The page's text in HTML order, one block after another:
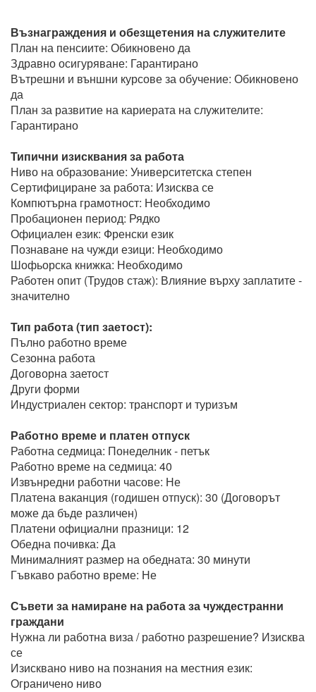
Възнаграждения и обезщетения на служителите
План на пенсиите: Обикновено да
Здравно осигуряване: Гарантирано
Вътрешни и външни курсове за обучение: Обикновено
да
План за развитие на кариерата на служителите:
Гарантирано
Типични изисквания за работа
Ниво на образование: Университетска степен
Сертифициране за работа: Изисква се
Компютърна грамотност: Необходимо
Пробационен период: Рядко
Официален език: Френски език
Познаване на чужди езици: Необходимо
Шофьорска книжка: Необходимо
Работен опит (Трудов стаж): Влияние върху заплатите -
значително
Тип работа (тип заетост):
Пълно работно време
Сезонна работа
Договорна заетост
Други форми
Индустриален сектор: транспорт и туризъм
Работно време и платен отпуск
Работна седмица: Понеделник - петък
Работно време на седмица: 40
Извънредни работни часове: Не
Платена ваканция (годишен отпуск): 30 (Договорът
може да бъде различен)
Платени официални празници: 12
Обедна почивка: Да
Минималният размер на обедната: 30 минути
Гъвкаво работно време: Не
Съвети за намиране на работа за чуждестранни
граждани
Нужна ли работна виза / работно разрешение? Изисква
се
Изисквано ниво на познания на местния език:
Ограничено ниво